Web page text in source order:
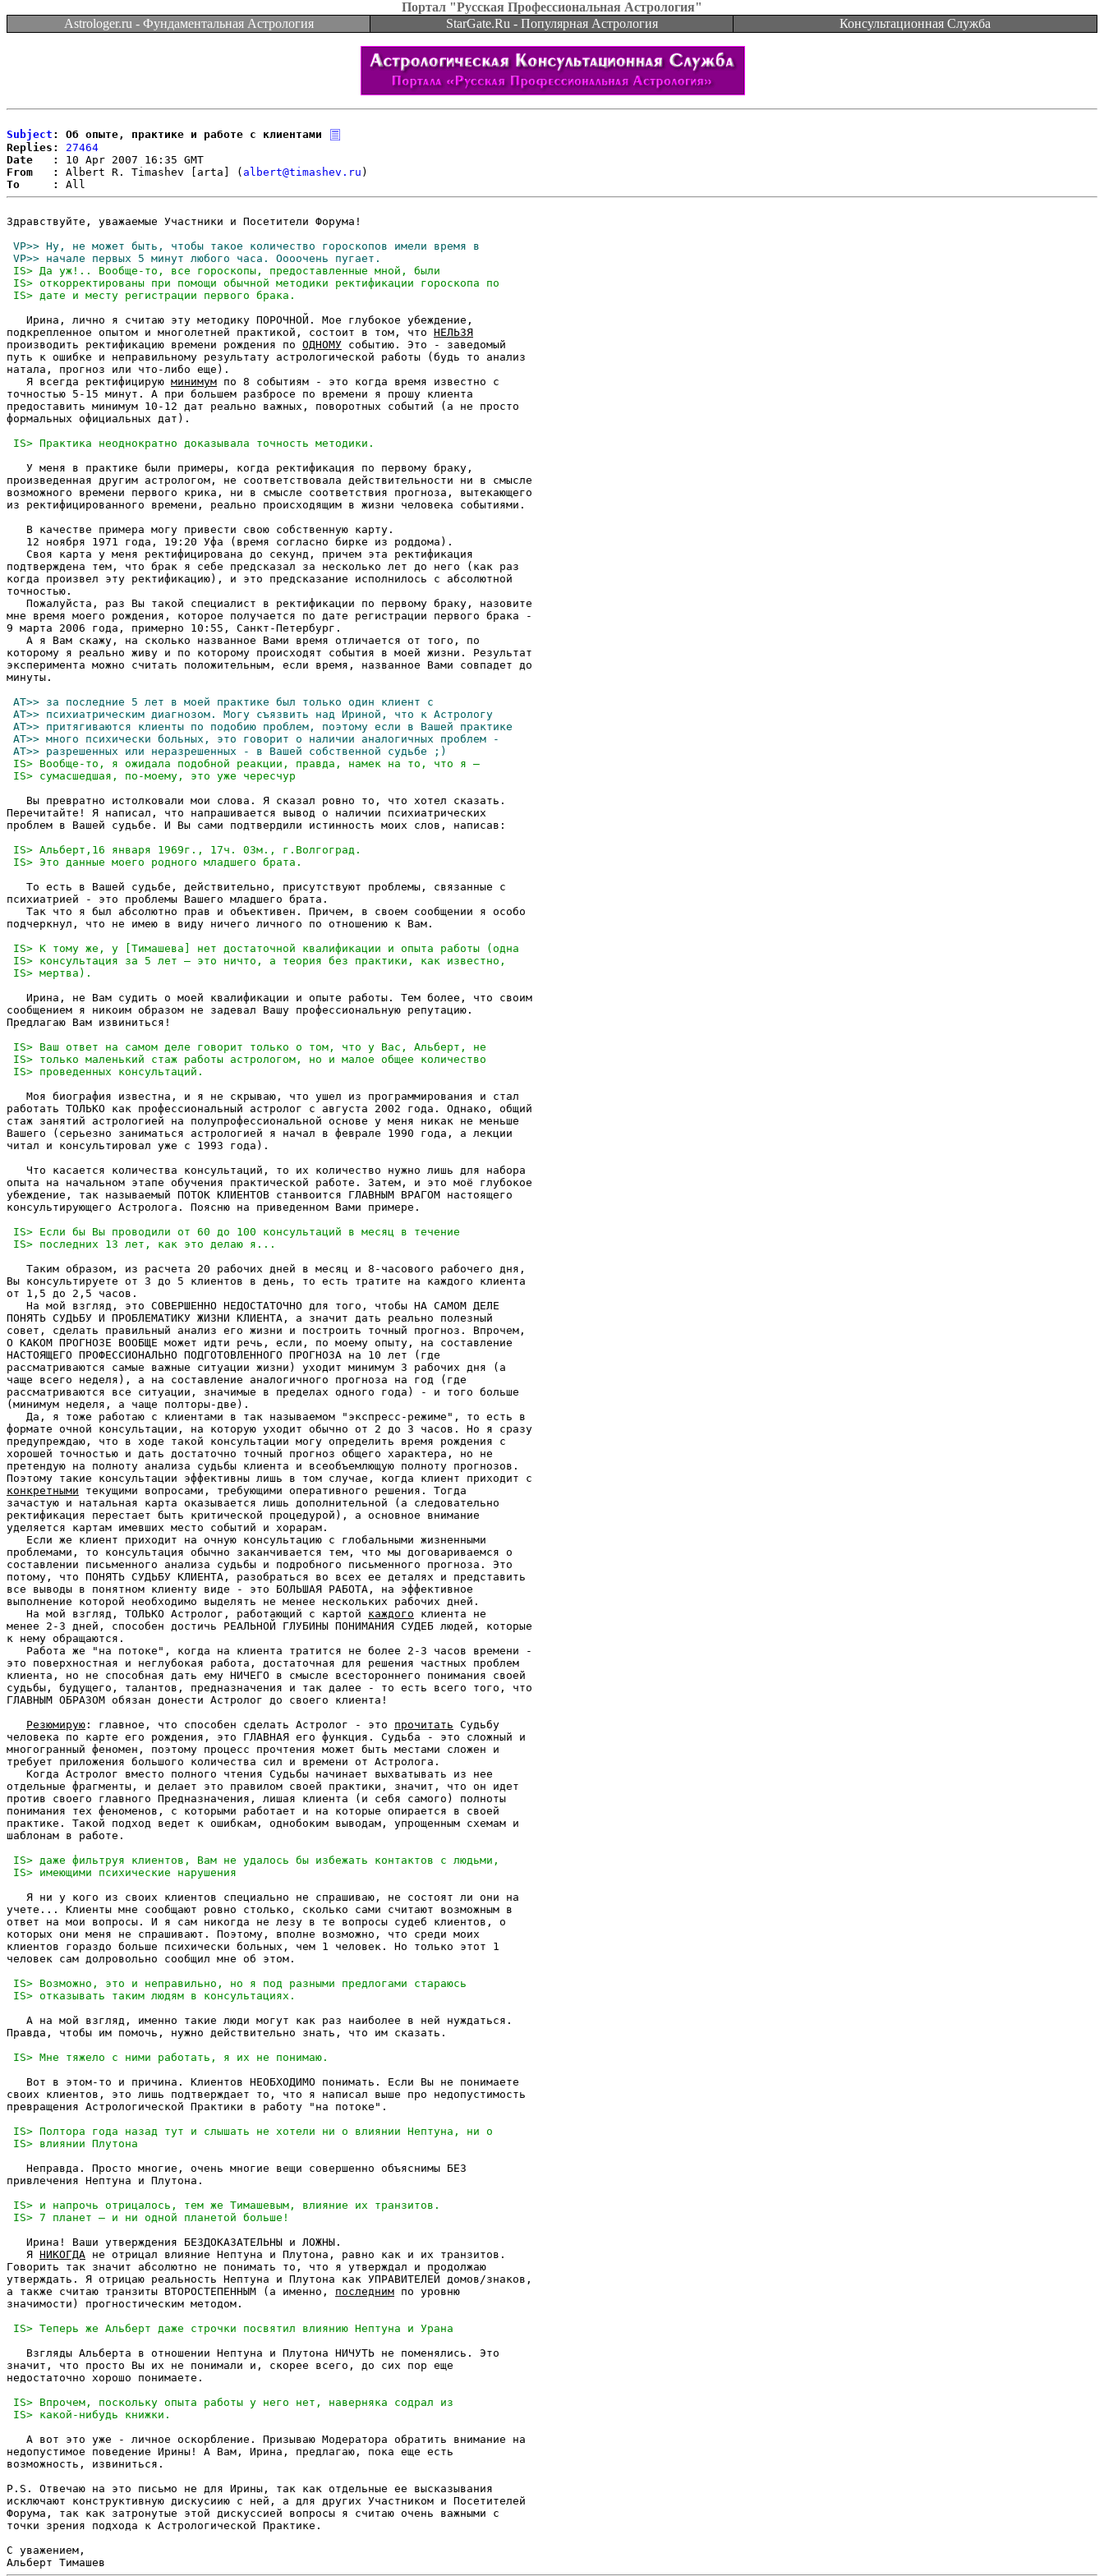
Портал "Русская Профессиональная Астрология"
Astrologer.ru - Фундаментальная Астрология
StarGate.Ru - Популярная Астрология Консультационная Служба
Subject : Об опыте, практике и работе с клиентами
Replies:
27464
Date   :
From   :
Albert R. Timashev [arta] ( albert@timashev.ru
To     :
Здравствуйте, уважаемые Участники и Посетители Форума!
   Ирина, лично я считаю эту методику ПОРОЧНОЙ. Мое глубокое убеждение,
подкрепленное опытом и многолетней практикой, состоит в том, что НЕЛЬЗЯ
производить ректификацию времени рождения по ОДНОМУ событию. Это - заведомый
путь к ошибке и неправильному результату астрологической работы (будь то анализ
натала, прогноз или что-либо еще).
   Я всегда ректифицирую
минимум по 8 событиям - это когда время известно с
точностью 5-15 минут. А при большем разбросе по времени я прошу клиента
предоставить минимум 10-12 дат реально важных, поворотных событий (а не просто
формальных официальных дат).
   У меня в практике были примеры, когда ректификация по первому браку,
произведенная другим астрологом, не соответствовала действительности ни в смысле
возможного времени первого крика, ни в смысле соответствия прогноза, вытекающего
из ректифицированного времени, реально происходящим в жизни человека событиями.
   В качестве примера могу привести свою собственную карту.
   12 ноября 1971 года, 19:20 Уфа (время согласно бирке из роддома).
   Своя карта у меня ректифицирована до секунд, причем эта ректификация
подтверждена тем, что брак я себе предсказал за несколько лет до него (как раз
когда произвел эту ректификацию), и это предсказание исполнилось с абсолютной
точностью.
   Пожалуйста, раз Вы такой специалист в ректификации по первому браку, назовите
мне время моего рождения, которое получается по дате регистрации первого брака -
9 марта 2006 года, примерно 10:55, Санкт-Петербург.
   А я Вам скажу, на сколько названное Вами время отличается от того, по
которому я реально живу и по которому происходят события в моей жизни. Результат
эксперимента можно считать положительным, если время, названное Вами совпадет до
минуты.
   Вы превратно истолковали мои слова. Я сказал ровно то, что хотел сказать.
Перечитайте! Я написал, что напрашивается вывод о наличии психиатрических
проблем в Вашей судьбе. И Вы сами подтвердили истинность моих слов, написав:
   То есть в Вашей судьбе, действительно, присутствуют проблемы, связанные с
психиатрией - это проблемы Вашего младшего брата.
   Так что я был абсолютно прав и объективен. Причем, в своем сообщении я особо
подчеркнул, что не имею в виду ничего личного по отношению к Вам.
   Ирина, не Вам судить о моей квалификации и опыте работы. Тем более, что своим
сообщением я никоим образом не задевал Вашу профессиональную репутацию.
Предлагаю Вам извиниться!
   Моя биография известна, и я не скрываю, что ушел из программирования и стал
работать ТОЛЬКО как профессиональный астролог с августа 2002 года. Однако, общий
стаж занятий астрологией на полупрофессиональной основе у меня никак не меньше
Вашего (серьезно заниматься астрологией я начал в феврале 1990 года, а лекции
читал и консультировал уже с 1993 года).
   Что касается количества консультаций, то их количество нужно лишь для набора
опыта на начальном этапе обучения практической работе. Затем, и это моё глубокое
убеждение, так называемый ПОТОК КЛИЕНТОВ станвоится ГЛАВНЫМ ВРАГОМ настоящего
консультирующего Астролога. Поясню на приведенном Вами примере.
   Таким образом, из расчета 20 рабочих дней в месяц и 8-часового рабочего дня,
Вы консультируете от 3 до 5 клиентов в день, то есть тратите на каждого клиента
от 1,5 до 2,5 часов.
   На мой взгляд, это СОВЕРШЕННО НЕДОСТАТОЧНО для того, чтобы НА САМОМ ДЕЛЕ
ПОНЯТЬ СУДЬБУ И ПРОБЛЕМАТИКУ ЖИЗНИ КЛИЕНТА, а значит дать реально полезный
совет, сделать правильный анализ его жизни и построить точный прогноз. Впрочем,
О КАКОМ ПРОГНОЗЕ ВООБЩЕ может идти речь, если, по моему опыту, на составление
НАСТОЯЩЕГО ПРОФЕССИОНАЛЬНО ПОДГОТОВЛЕННОГО ПРОГНОЗА на 10 лет (где
рассматриваются самые важные ситуации жизни) уходит минимум 3 рабочих дня (а
чаще всего неделя), а на составление аналогичного прогноза на год (где
рассматриваются все ситуации, значимые в пределах одного года) - и того больше
(минимум неделя, а чаще полторы-две).
   Да, я тоже работаю с клиентами в так называемом "экспресс-режиме", то есть в
формате очной консультации, на которую уходит обычно от 2 до 3 часов. Но я сразу
предупреждаю, что в ходе такой консультации могу определить время рождения с
хорошей точностью и дать достаточно точный прогноз общего характера, но не
претендую на полноту анализа судьбы клиента и всеобъемлющую полноту прогнозов.
конкретными текущими вопросами, требующими оперативного решения. Тогда
зачастую и натальная карта оказывается лишь дополнительной (а следовательно
ректификация перестает быть критической процедурой), а основное внимание
уделяется картам имевших место событий и хорарам.
   Если же клиент приходит на очную консультацию с глобальными жизненными
проблемами, то консультация обычно заканчивается тем, что мы договариваемся о
составлении письменного анализа судьбы и подробного письменного прогноза. Это
потому, что ПОНЯТЬ СУДЬБУ КЛИЕНТА, разобраться во всех ее деталях и представить
все выводы в понятном клиенту виде - это БОЛЬШАЯ РАБОТА, на эффективное
выполнение которой необходимо выделять не менее нескольких рабочих дней.
   На мой взгляд, ТОЛЬКО Астролог, работающий с картой
каждого клиента не
менее 2-3 дней, способен достичь РЕАЛЬНОЙ ГЛУБИНЫ ПОНИМАНИЯ СУДЕБ людей, которые
к нему обращаются.
   Работа же "на потоке", когда на клиента тратится не более 2-3 часов времени -
это поверхностная и неглубокая работа, достаточная для решения частных проблем
клиента, но не способная дать ему НИЧЕГО в смысле всестороннего понимания своей
судьбы, будущего, талантов, предназначения и так далее - то есть всего того, что
ГЛАВНЫМ ОБРАЗОМ обязан донести Астролог до своего клиента!
Резюмирую : главное, что способен сделать Астролог - это прочитать Судьбу
человека по карте его рождения, это ГЛАВНАЯ его функция. Судьба - это сложный и
многогранный феномен, поэтому процесс прочтения может быть местами сложен и
требует приложения большого количества сил и времени от Астролога.
   Когда Астролог вместо полного чтения Судьбы начинает выхватывать из нее
отдельные фрагменты, и делает это правилом своей практики, значит, что он идет
против своего главного Предназначения, лишая клиента (и себя самого) полноты
понимания тех феноменов, с которыми работает и на которые опирается в своей
практике. Такой подход ведет к ошибкам, однобоким выводам, упрощенным схемам и
шаблонам в работе.
   Я ни у кого из своих клиентов специально не спрашиваю, не состоят ли они на
учете... Клиенты мне сообщают ровно столько, сколько сами считают возможным в
ответ на мои вопросы. И я сам никогда не лезу в те вопросы судеб клиентов, о
которых они меня не спрашивают. Поэтому, вполне возможно, что среди моих
клиентов гораздо больше психически больных, чем 1 человек. Но только этот 1
человек сам долровольно сообщил мне об этом.
   А на мой взгляд, именно такие люди могут как раз наиболее в ней нуждаться.
Правда, чтобы им помочь, нужно действительно знать, что им сказать.
   Вот в этом-то и причина. Клиентов НЕОБХОДИМО понимать. Если Вы не понимаете
своих клиентов, это лишь подтверждает то, что я написал выше про недопустимость
превращения Астрологической Практики в работу "на потоке".
   Неправда. Просто многие, очень многие вещи совершенно объяснимы БЕЗ
привлечения Нептуна и Плутона.
   Ирина! Ваши утверждения БЕЗДОКАЗАТЕЛЬНЫ и ЛОЖНЫ.
   Я
НИКОГДА не отрицал влияние Нептуна и Плутона, равно как и их транзитов.
Говорить так значит абсолютно не понимать то, что я утверждал и продолжаю
утверждать. Я отрицаю реальность Нептуна и Плутона как УПРАВИТЕЛЕЙ домов/знаков,
а также считаю транзиты ВТОРОСТЕПЕННЫМ (а именно, последним по уровню
значимости) прогностическим методом.
   Взгляды Альберта в отношении Нептуна и Плутона НИЧУТЬ не поменялись. Это
значит, что просто Вы их не понимали и, скорее всего, до сих пор еще
недостаточно хорошо понимаете.
   А вот это уже - личное оскорбление. Призываю Модератора обратить внимание на
недопустимое поведение Ирины! А Вам, Ирина, предлагаю, пока еще есть
возможность, извиниться.
P.S. Отвечаю на это письмо не для Ирины, так как отдельные ее высказывания
исключают конструктивную дискусиию с ней, а для других Участником и Посетителей
Форума, так как затронутые этой дискуссией вопросы я считаю очень важными с
точки зрения подхода к Астрологической Практике.
С уважением,